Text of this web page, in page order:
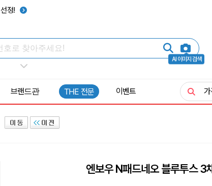
선정!
AI 이미지 검색
브랜드관 THE 전문 이벤트
엔보우 N패드네오 블루투스 3